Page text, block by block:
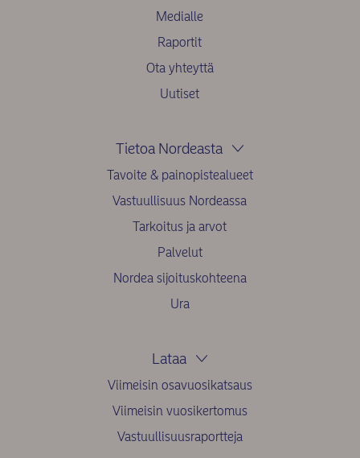
Medialle
Raportit
Ota yhteyttä
Uutiset
Tietoa Nordeasta
Tavoite & painopistealueet
Vastuullisuus Nordeassa
Tarkoitus ja arvot
Palvelut
Nordea sijoituskohteena
Ura
Lataa
Viimeisin osavuosikatsaus
Viimeisin vuosikertomus
Vastuullisuusraportteja